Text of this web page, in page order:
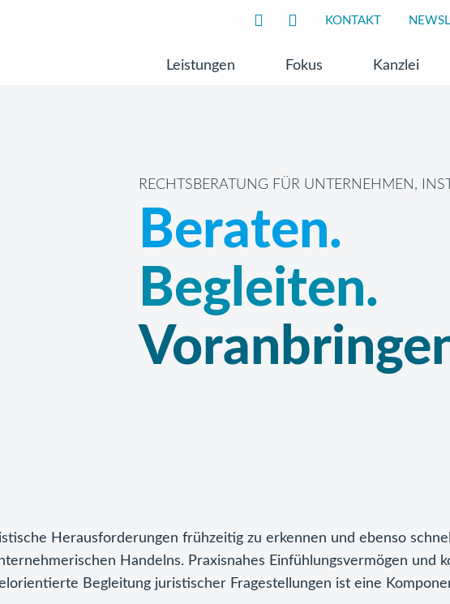
KONTAKT
Leistungen Fokus Kanzlei
RECHTSBERATUNG FÜR UNTERNEHMEN,
Beraten.
Begleiten.
Herausforderungen frühzeitig zu erkennen und ebenso
Handelns. Praxisnahes Einfühlungsvermögen und
Begleitung juristischer Fragestellungen ist eine